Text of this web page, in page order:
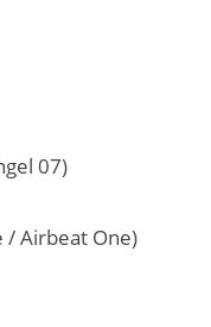
07)
Airbeat One)